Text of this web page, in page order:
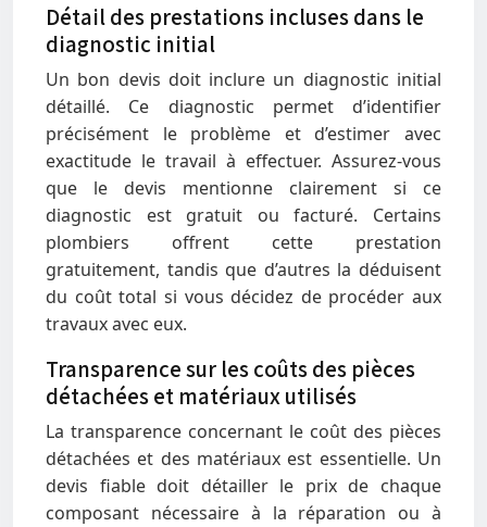
Détail des prestations incluses dans le
diagnostic initial
Un bon devis doit inclure un diagnostic initial
détaillé. Ce diagnostic permet d’identifier
précisément le problème et d’estimer avec
exactitude le travail à effectuer. Assurez-vous
que le devis mentionne clairement si ce
diagnostic est gratuit ou facturé. Certains
plombiers offrent cette prestation
gratuitement, tandis que d’autres la déduisent
du coût total si vous décidez de procéder aux
travaux avec eux.
Transparence sur les coûts des pièces
détachées et matériaux utilisés
La transparence concernant le coût des pièces
détachées et des matériaux est essentielle. Un
devis fiable doit détailler le prix de chaque
composant nécessaire à la réparation ou à